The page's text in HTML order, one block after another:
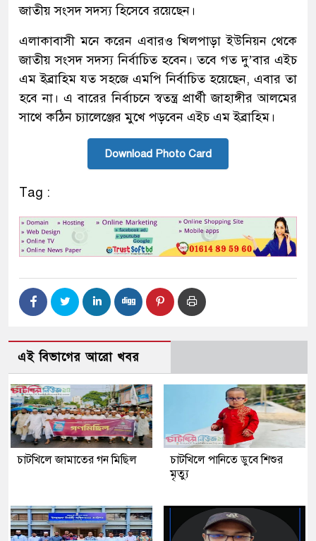
জাতীয় সংসদ সদস্য হিসেবে রয়েছেন।
এলাকাবাসী মনে করেন এবারও খিলপাড়া ইউনিয়ন থেকে
জাতীয় সংসদ সদস্য নির্বাচিত হবেন। তবে গত দু’বার এইচ
এম ইব্রাহিম যত সহজে এমপি নির্বাচিত হয়েছেন, এবার তা
হবে না। এ বারের নির্বাচনে স্বতন্ত্র প্রার্থী জাহাঙ্গীর আলমের
সাথে কঠিন চ্যালেঞ্জের মুখে পড়বেন এইচ এম ইব্রাহিম।
Download Photo Card
Tag :
এই বিভাগের আরো খবর
চাটখিলে জামাতের গন মিছিল
চাটখিলে পানিতে ডুবে শিশুর
মৃত্যু